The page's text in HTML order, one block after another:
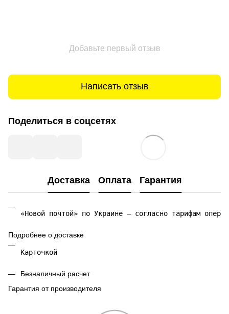
Добавьте первый отзыв
Написать отзыв
Поделиться в соцсетях
Доставка Оплата Гарантия
«Новой почтой» по Украине — согласно тарифам
Подробнее о доставке
Карточкой
Безналичный расчет
Гарантия от производителя